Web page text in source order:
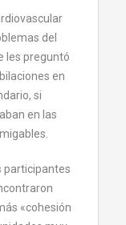
del
les preguntó
en
si
en las
participantes
«cohesión